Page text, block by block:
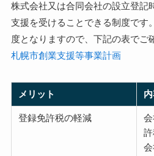
株式会社又は合同会社の設立登記
支援を受けることできる制度です
度となりますので、下記の表で
札幌市創業支援等事業計画
メリット
登録免許税の軽減